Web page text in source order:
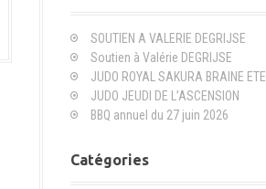
h
e
p
o
u
SOUTIEN A VALERIE DEGRIJSE
Soutien à Valérie DEGRIJSE
JUDO ROYAL SAKURA BRAINE ETE
JUDO JEUDI DE L’ASCENSION
BBQ annuel du 27 juin 2026
Catégories